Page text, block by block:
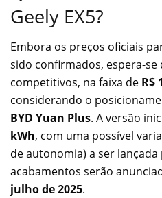
Geely EX5?
Embora os preços oficiais
sido confirmados, espera-se
competitivos, na faixa de R$
considerando o
BYD Yuan Plus. A versão
kWh, com uma possível
de autonomia) a ser
acabamentos serão
julho de 2025.